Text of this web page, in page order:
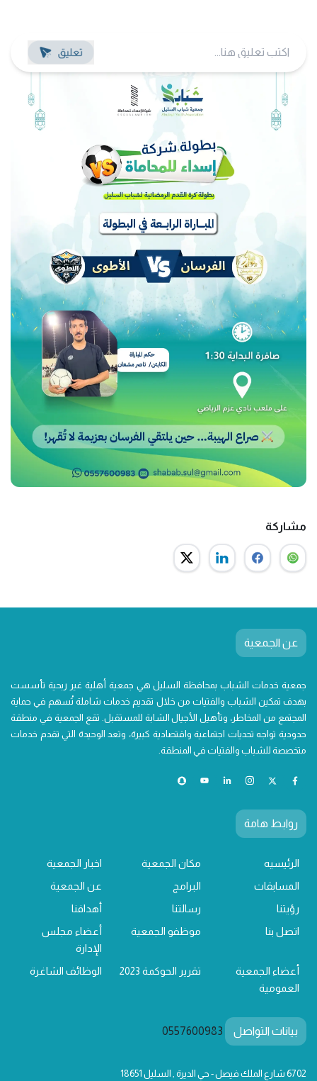
مشاركة
عن الجمعية
جمعية خدمات الشباب بمحافظة السليل هي جمعية أهلية غير ربحية تأسست
بهدف تمكين الشباب والفتيات من خلال تقديم خدمات شاملة تُسهم في حماية
المجتمع من المخاطر، وتأهيل الأجيال الشابة للمستقبل. تقع الجمعية في منطقة
حدودية تواجه تحديات اجتماعية واقتصادية كبيرة، وتعد الوحيدة التي تقدم خدمات
متخصصة للشباب والفتيات في المنطقة.
روابط هامة
الرئيسيه مكان الجمعية
اخبار الجمعية
المسابقات
البرامج
عن الجمعية
رؤيتنا
رسالتنا
أهدافنا
اتصل بنا
موظفو الجمعية
أعضاء مجلس
الإدارة
أعضاء الجمعية
العمومية
تقرير الحوكمة 2023 الوظائف الشاغرة
بيانات التواصل 0557600983
6702 شارع الملك فيصل - حي الديرة , السليل 18651